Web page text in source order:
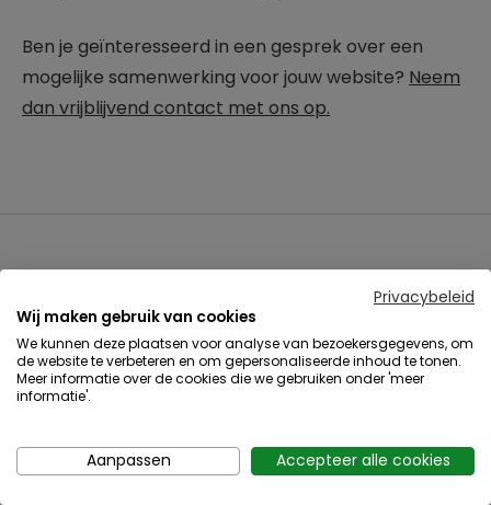
Privacybeleid
Wij maken gebruik van cookies
We kunnen deze plaatsen voor analyse van bezoekersgegevens, om
de website te verbeteren en om gepersonaliseerde inhoud te tonen.
Meer informatie over de cookies die we gebruiken onder 'meer
informatie'.
Aanpassen Accepteer alle cookies
Ben je geïnteresseerd in een gesprek over een
mogelijke samenwerking voor jouw website? Neem
dan vrijblijvend contact met ons op.